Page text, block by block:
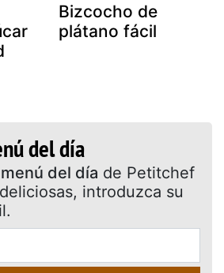
Bizcocho de
plátano fácil
del día
menú del día de Petitchef
introduzca su